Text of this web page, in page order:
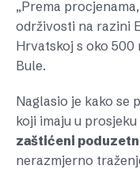
„Prema
održivosti na razini
Hrvatskoj s oko 500
Bule.
Naglasio je kako se
koji imaju u
zaštićeni
nerazmjerno